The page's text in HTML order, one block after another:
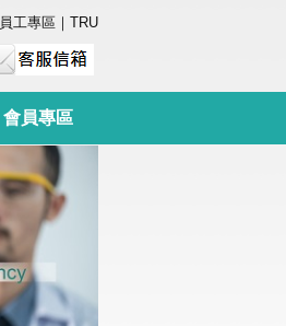
員工專區 ｜ TRU
會員專區